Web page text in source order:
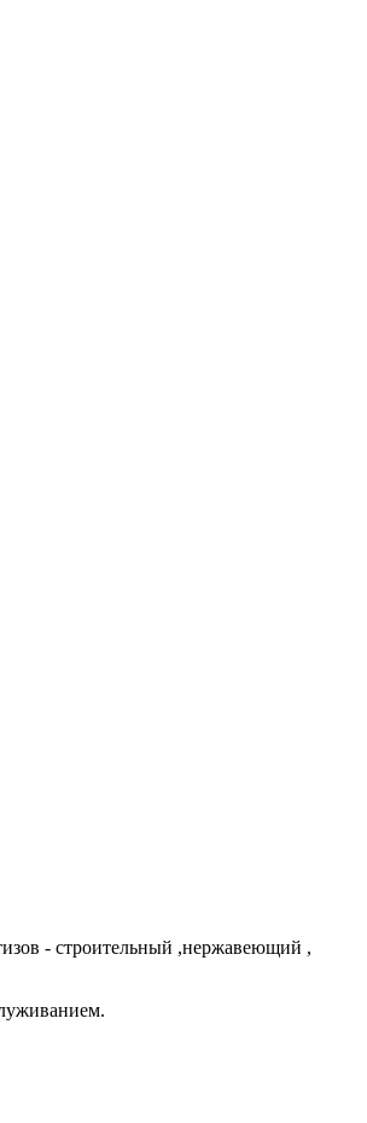
- строительный ,нержавеющий ,